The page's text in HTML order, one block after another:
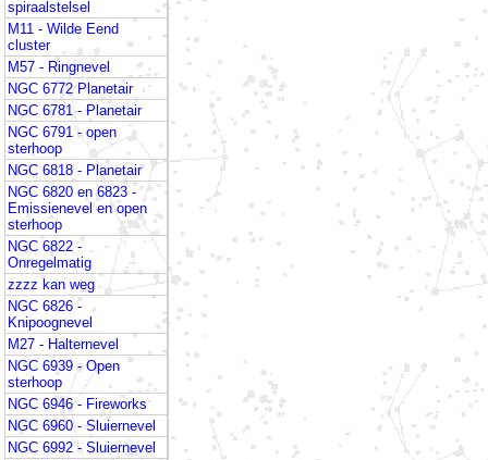
spiraalstelsel
M11 - Wilde Eend
cluster
M57 - Ringnevel
NGC 6772 Planetair
NGC 6781 - Planetair
NGC 6791 - open
sterhoop
NGC 6818 - Planetair
NGC 6820 en 6823 -
Emissienevel en open
sterhoop
NGC 6822 -
Onregelmatig
zzzz kan weg
NGC 6826 -
Knipoognevel
M27 - Halternevel
NGC 6939 - Open
sterhoop
NGC 6946 - Fireworks
NGC 6960 - Sluiernevel
NGC 6992 - Sluiernevel